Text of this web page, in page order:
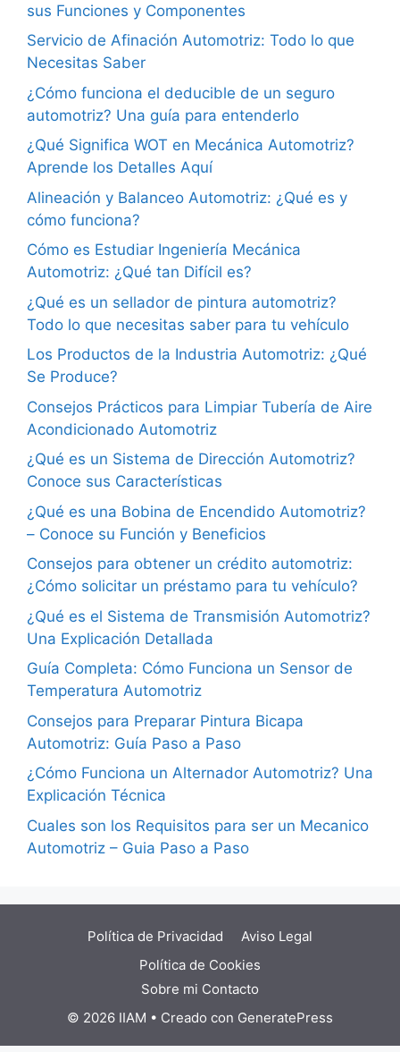
sus Funciones y Componentes
Servicio de Afinación Automotriz: Todo lo que
Necesitas Saber
¿Cómo funciona el deducible de un seguro
automotriz? Una guía para entenderlo
¿Qué Significa WOT en Mecánica Automotriz?
Aprende los Detalles Aquí
Alineación y Balanceo Automotriz: ¿Qué es y
cómo funciona?
Cómo es Estudiar Ingeniería Mecánica
Automotriz: ¿Qué tan Difícil es?
¿Qué es un sellador de pintura automotriz?
Todo lo que necesitas saber para tu vehículo
Los Productos de la Industria Automotriz: ¿Qué
Se Produce?
Consejos Prácticos para Limpiar Tubería de Aire
Acondicionado Automotriz
¿Qué es un Sistema de Dirección Automotriz?
Conoce sus Características
¿Qué es una Bobina de Encendido Automotriz?
– Conoce su Función y Beneficios
Consejos para obtener un crédito automotriz:
¿Cómo solicitar un préstamo para tu vehículo?
¿Qué es el Sistema de Transmisión Automotriz?
Una Explicación Detallada
Guía Completa: Cómo Funciona un Sensor de
Temperatura Automotriz
Consejos para Preparar Pintura Bicapa
Automotriz: Guía Paso a Paso
¿Cómo Funciona un Alternador Automotriz? Una
Explicación Técnica
Cuales son los Requisitos para ser un Mecanico
Automotriz – Guia Paso a Paso
Política de Privacidad
Aviso Legal
Política de Cookies
Sobre mi Contacto
© 2026 IIAM • Creado con GeneratePress